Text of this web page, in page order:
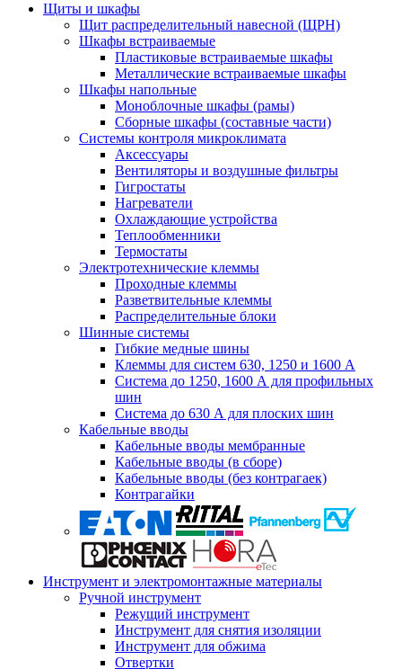
Щиты и шкафы
Щит распределительный навесной (ЩРН)
Шкафы встраиваемые
Пластиковые встраиваемые шкафы
Металлические встраиваемые шкафы
Шкафы напольные
Моноблочные шкафы (рамы)
Сборные шкафы (составные части)
Системы контроля микроклимата
Аксессуары
Вентиляторы и воздушные фильтры
Гигростаты
Нагреватели
Охлаждающие устройства
Теплообменники
Термостаты
Электротехнические клеммы
Проходные клеммы
Разветвительные клеммы
Распределительные блоки
Шинные системы
Гибкие медные шины
Клеммы для систем 630, 1250 и 1600 А
Система до 1250, 1600 А для профильных
шин
Система до 630 А для плоских шин
Кабельные вводы
Кабельные вводы мембранные
Кабельные вводы (в сборе)
Кабельные вводы (без контрагаек)
Контрагайки
Инструмент и электромонтажные материалы
Ручной инструмент
Режущий инструмент
Инструмент для снятия изоляции
Инструмент для обжима
Отвертки